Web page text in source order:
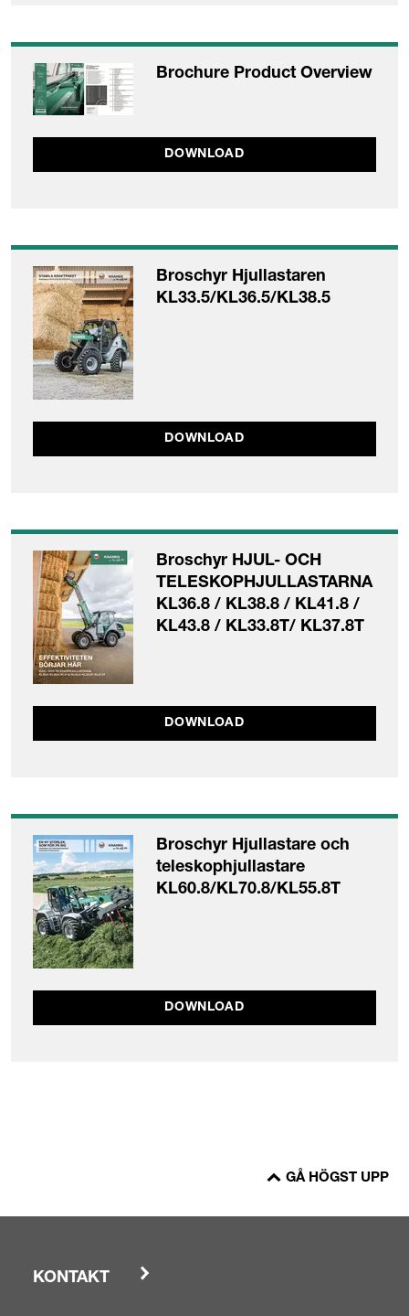
Brochure Product Overview
DOWNLOAD
Broschyr Hjullastaren
KL33.5/KL36.5/KL38.5
DOWNLOAD
Broschyr HJUL- OCH
TELESKOPHJULLASTARNA
KL36.8 / KL38.8 / KL41.8 /
KL43.8 / KL33.8T/ KL37.8T
DOWNLOAD
Broschyr Hjullastare och
teleskophjullastare
KL60.8/KL70.8/KL55.8T
DOWNLOAD
GÅ HÖGST UPP
KONTAKT